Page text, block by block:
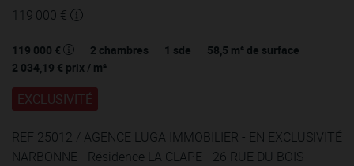
119 000 €
119 000 € 2 chambres 1 sde 58,5 m² de surface
2 034,19 € prix / m²
EXCLUSIVITÉ
REF 25012 / AGENCE LUGA IMMOBILIER - EN EXCLUSIVITÉ
NARBONNE - Résidence LA CLAPE - 26 RUE DU BOIS